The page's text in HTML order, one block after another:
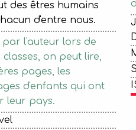
des êtres humains
d'entre nous.
par l'auteur lors de
classes, on peut lire,
pages, les
d'enfants qui ont
leur pays.